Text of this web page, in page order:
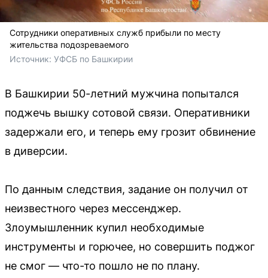
Сотрудники оперативных служб прибыли по месту
жительства подозреваемого
Источник: УФСБ по Башкирии
В Башкирии 50-летний мужчина попытался
поджечь вышку сотовой связи. Оперативники
задержали его, и теперь ему грозит обвинение
в диверсии.
По данным следствия, задание он получил от
неизвестного через мессенджер.
Злоумышленник купил необходимые
инструменты и горючее, но совершить поджог
не смог — что-то пошло не по плану.